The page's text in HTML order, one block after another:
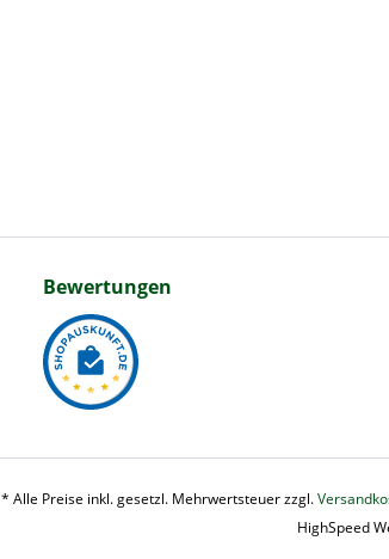
Bewertungen
* Alle Preise inkl. gesetzl. Mehrwertsteuer zzgl.
HighSpeed